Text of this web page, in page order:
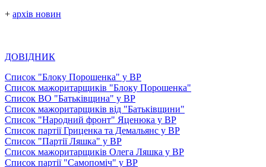
+ архів новин
ДОВІДНИК
Список "Блоку Порошенка" у ВР
Список мажоритарщиків "Блоку Порошенка"
Список ВО "Батьківщина" у ВР
Список мажоритарщиків від "Батьківщини"
Список "Народний фронт" Яценюка у ВР
Список партії Гриценка та Демальянс у ВР
Список "Партії Ляшка" у ВР
Список мажоритарщиків Олега Ляшка у ВР
Список партії "Самопоміч" у ВР